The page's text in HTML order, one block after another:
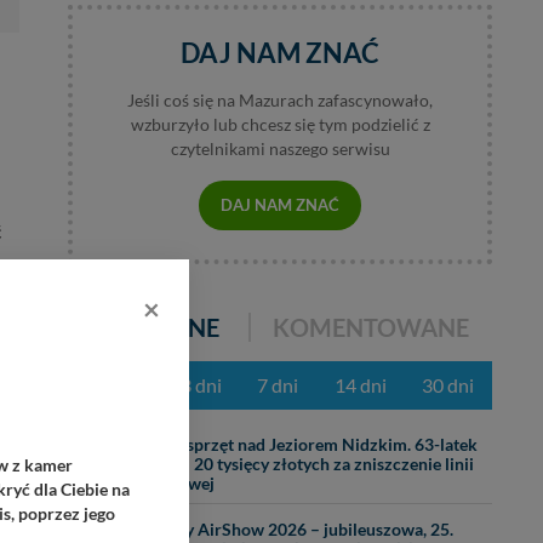
DAJ NAM ZNAĆ
Jeśli coś się na Mazurach zafascynowało,
wzburzyło lub chcesz się tym podzielić z
czytelnikami naszego serwisu
DAJ NAM ZNAĆ
POPULARNE KOMENTOWANE
z ostatnich 3 dni 7 dni 14 dni 30 dni
Ciężki sprzęt nad Jeziorem Nidzkim. 63-latek
zapłaci 20 tysięcy złotych za zniszczenie linii
brzegowej
29.07
Mazury AirShow 2026 – jubileuszowa, 25.
×
z kamer
dla Ciebie na
poprzez jego